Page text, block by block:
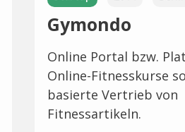
Gymondo
Online Portal bzw.
Online-Fitnesskurse
basierte Vertrieb von
Fitnessartikeln.